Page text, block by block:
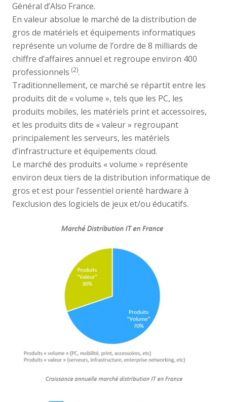
Général d’Also France.
En valeur absolue le marché de la distribution de
gros de matériels et équipements informatiques
représente un volume de l’ordre de 8 milliards de
chiffre d’affaires annuel et regroupe environ 400
professionnels (2).
Traditionnellement, ce marché se répartit entre les
produits dit de « volume », tels que les PC, les
produits mobiles, les matériels print et accessoires,
et les produits dits de « valeur » regroupant
principalement les serveurs, les matériels
d’infrastructure et équipements cloud.
Le marché des produits « volume » représente
environ deux tiers de la distribution informatique de
gros et est pour l’essentiel orienté hardware à
l’exclusion des logiciels de jeux et/ou éducatifs.